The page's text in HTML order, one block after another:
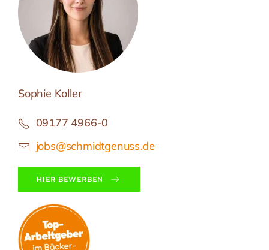
Sophie Koller
09177 4966-0
jobs@schmidtgenuss.de
HIER BEWERBEN